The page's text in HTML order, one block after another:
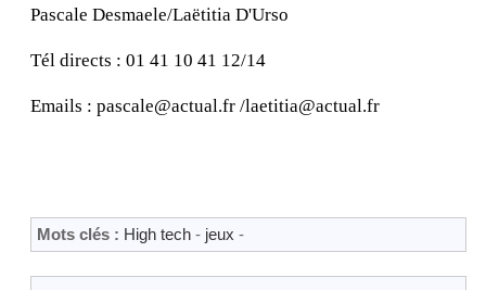
Pascale Desmaele/Laëtitia D'Urso
Tél directs : 01 41 10 41 12/14
Emails : pascale@actual.fr /laetitia@actual.fr
Mots clés : High tech - jeux -